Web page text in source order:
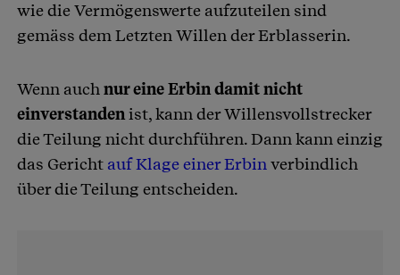
wie die Vermögenswerte aufzuteilen sind
gemäss dem Letzten Willen der Erblasserin.
Wenn auchnur eine Erbin damit nicht
einverstandenist, kann der Willensvollstrecker
die Teilung nicht durchführen. Dann kann einzig
das Gericht auf Klage einer Erbinverbindlich
über die Teilung entscheiden.